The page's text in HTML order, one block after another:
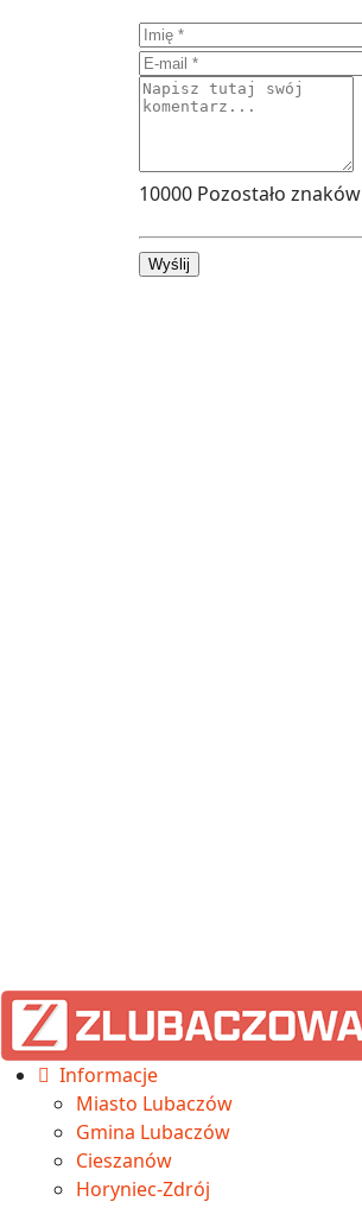
10000 Pozostało znaków
Wyślij
Informacje
Miasto Lubaczów
Gmina Lubaczów
Cieszanów
Horyniec-Zdrój